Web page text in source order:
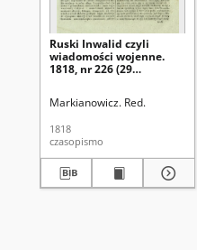
Ruski Inwalid czyli
wiadomości wojenne.
1818, nr 226 (29
Markianowicz. Red.
1818
czasopismo